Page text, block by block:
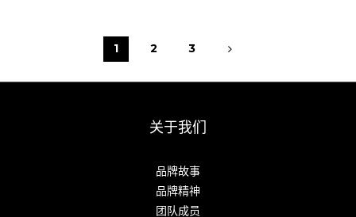
1 2 3
关于我们
品牌故事
品牌精神
团队成员